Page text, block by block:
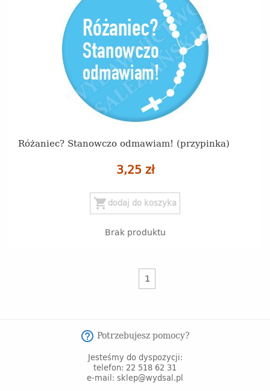
Różaniec? Stanowczo odmawiam! (przypinka)
3,25 zł
shopping_cart dodaj do koszyka
Brak produktu
1
help_outline Potrzebujesz pomocy?
Jesteśmy do dyspozycji:
telefon: 22 518 62 31
e-mail: sklep@wydsal.pl